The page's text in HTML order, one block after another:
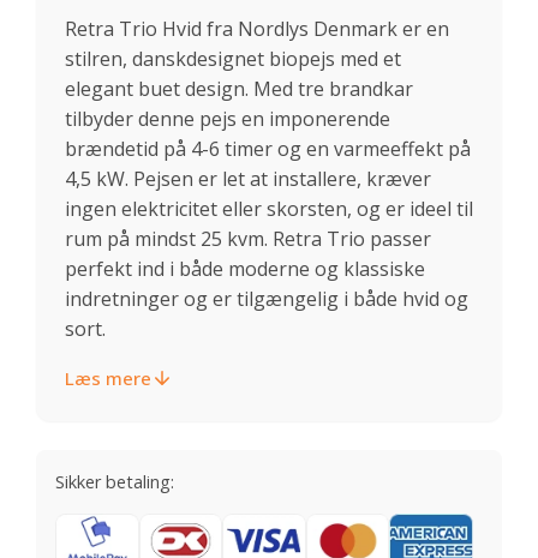
Retra Trio Hvid fra Nordlys Denmark er en
stilren, danskdesignet biopejs med et
elegant buet design. Med tre brandkar
tilbyder denne pejs en imponerende
brændetid på 4-6 timer og en varmeeffekt på
4,5 kW. Pejsen er let at installere, kræver
ingen elektricitet eller skorsten, og er ideel til
rum på mindst 25 kvm. Retra Trio passer
perfekt ind i både moderne og klassiske
indretninger og er tilgængelig i både hvid og
sort.
Læs mere
Sikker betaling: